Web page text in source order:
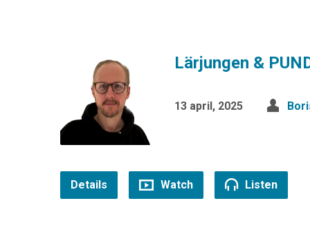
Lärjungen &
13 april, 2025
Details Watch Listen